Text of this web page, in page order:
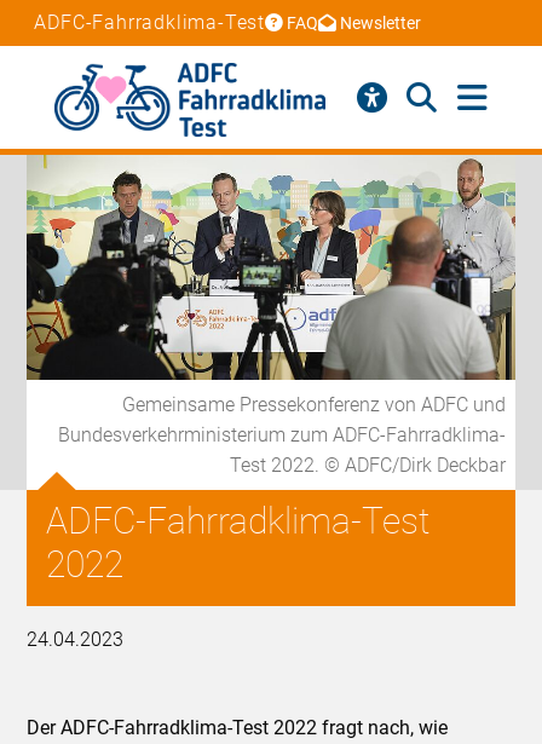
ADFC-Fahrradklima-Test FAQ Newsletter
Gemeinsame Pressekonferenz von ADFC und
Bundesverkehrministerium zum ADFC-Fahrradklima-
Test 2022. © ADFC/Dirk Deckbar
ADFC-Fahrradklima-Test
2022
24.04.2023
Der ADFC-Fahrradklima-Test 2022 fragt nach, wie